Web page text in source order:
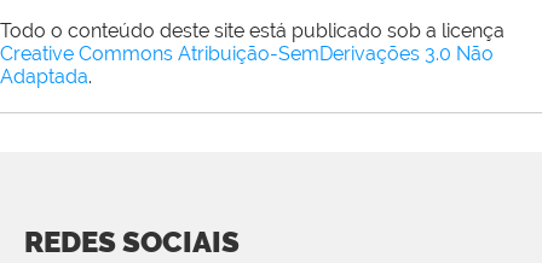
Todo o conteúdo deste site está publicado sob a licença
Creative Commons Atribuição-SemDerivações 3.0 Não
Adaptada.
REDES SOCIAIS